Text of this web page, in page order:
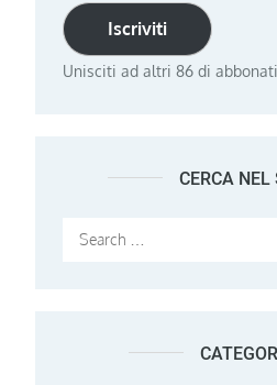
Iscriviti
Unisciti ad altri 86 di abbonati
CERCA NEL
Search